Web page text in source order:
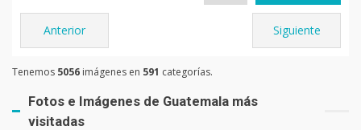
Anterior Siguiente
Tenemos 5056 imágenes en 591 categorías.
Fotos e Imágenes de Guatemala más
visitadas